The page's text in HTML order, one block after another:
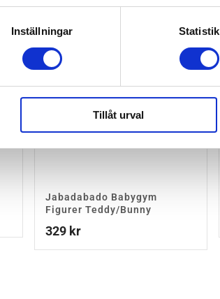
Inställningar Statistik
Tillåt urval
Jabadabado Babygym
Figurer Teddy/Bunny
329 kr